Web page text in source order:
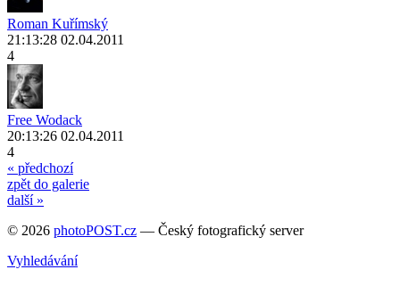
Roman Kuřímský
21:13:28 02.04.2011
4
Free Wodack
20:13:26 02.04.2011
4
« předchozí
zpět do galerie
další »
© 2026 photoPOST.cz — Český fotografický server
Vyhledávání